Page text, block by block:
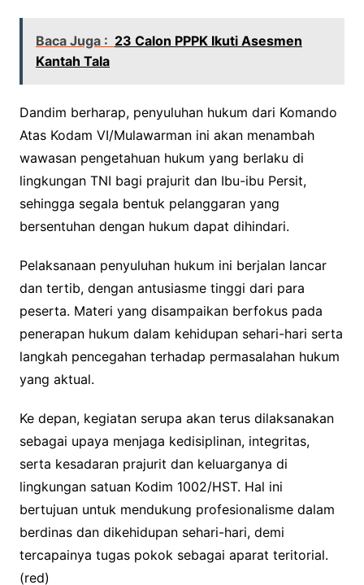
Baca Juga : 23 Calon PPPK Ikuti Asesmen
Kantah Tala
Dandim berharap, penyuluhan hukum dari Komando
Atas Kodam VI/Mulawarman ini akan menambah
wawasan pengetahuan hukum yang berlaku di
lingkungan TNI bagi prajurit dan Ibu-ibu Persit,
sehingga segala bentuk pelanggaran yang
bersentuhan dengan hukum dapat dihindari.
Pelaksanaan penyuluhan hukum ini berjalan lancar
dan tertib, dengan antusiasme tinggi dari para
peserta. Materi yang disampaikan berfokus pada
penerapan hukum dalam kehidupan sehari-hari serta
langkah pencegahan terhadap permasalahan hukum
yang aktual.
Ke depan, kegiatan serupa akan terus dilaksanakan
sebagai upaya menjaga kedisiplinan, integritas,
serta kesadaran prajurit dan keluarganya di
lingkungan satuan Kodim 1002/HST. Hal ini
bertujuan untuk mendukung profesionalisme dalam
berdinas dan dikehidupan sehari-hari, demi
tercapainya tugas pokok sebagai aparat teritorial.
(red)